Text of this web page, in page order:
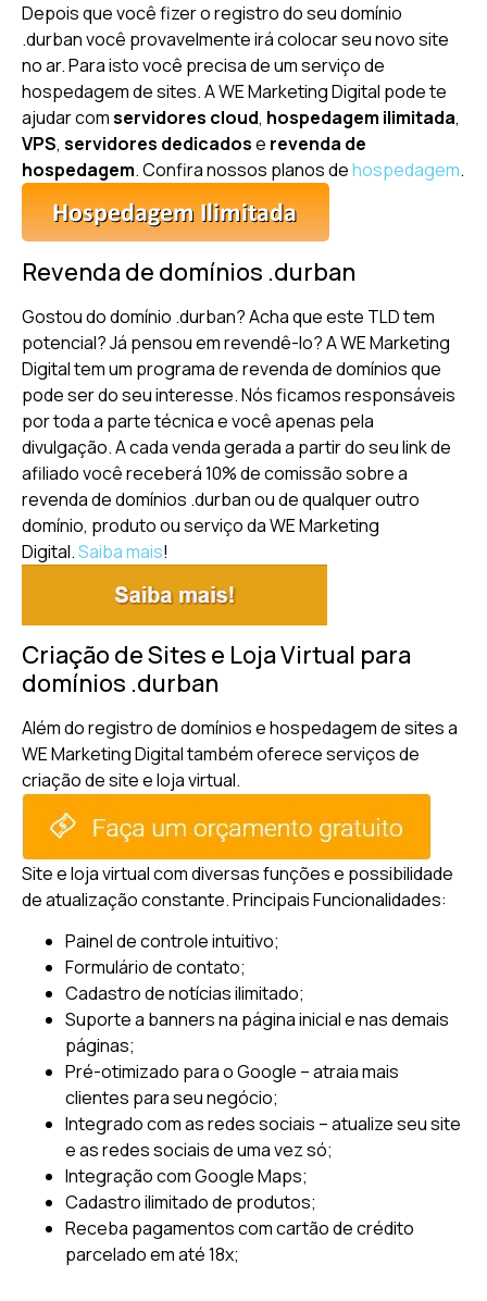
Depois que você fizer o registro do seu domínio
.durban você provavelmente irá colocar seu novo site
no ar. Para isto você precisa de um serviço de
hospedagem de sites. A WE Marketing Digital pode te
ajudar comservidores cloud, hospedagem ilimitada,
VPS, servidores dedicadose revenda de
hospedagem. Confira nossos planos dehospedagem.
Revenda de domínios .durban
Gostou do domínio .durban? Acha que este TLD tem
potencial? Já pensou em revendê-lo? A WE Marketing
Digital tem um programa de revenda de domínios que
pode ser do seu interesse. Nós ficamos responsáveis
por toda a parte técnica e você apenas pela
divulgação. A cada venda gerada a partir do seu link de
afiliado você receberá 10% de comissão sobre a
revenda de domínios .durban ou de qualquer outro
domínio, produto ou serviço da WE Marketing
Digital.Saiba mais!
Criação de Sites e Loja Virtual para
domínios .durban
Além do registro de domínios e hospedagem de sites a
WE Marketing Digital também oferece serviços de
criação de site e loja virtual.
Site e loja virtual com diversas funções e possibilidade
de atualização constante.Principais Funcionalidades:
Painel de controle intuitivo;
Formulário de contato;
Cadastro de notícias ilimitado;
Suporte a banners na página inicial e nas demais
páginas;
Pré-otimizado para o Google – atraia mais
clientes para seu negócio;
Integrado com as redes sociais – atualize seu site
e as redes sociais de uma vez só;
Integração com Google Maps;
Cadastro ilimitado de produtos;
Receba pagamentos com cartão de crédito
parcelado em até 18x;